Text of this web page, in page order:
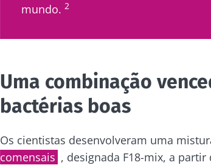
mundo. 2
Uma combinação
bactérias boas
Os cientistas desenvolveram uma
comensais , designada F18-mix, a partir
Fique